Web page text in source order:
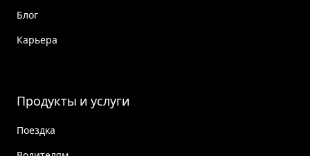
Блог
Карьера
Продукты и услуги
Поездка